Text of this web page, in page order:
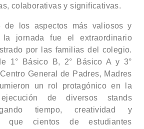
colaborativas y significativas.
de los aspectos más valiosos y
la jornada fue el extraordinario
por las familias del colegio.
1° Básico B, 2° Básico A y 3°
General de Padres, Madres
un rol protagónico en la
de diversos stands
tiempo, creatividad y
que cientos de estudiantes